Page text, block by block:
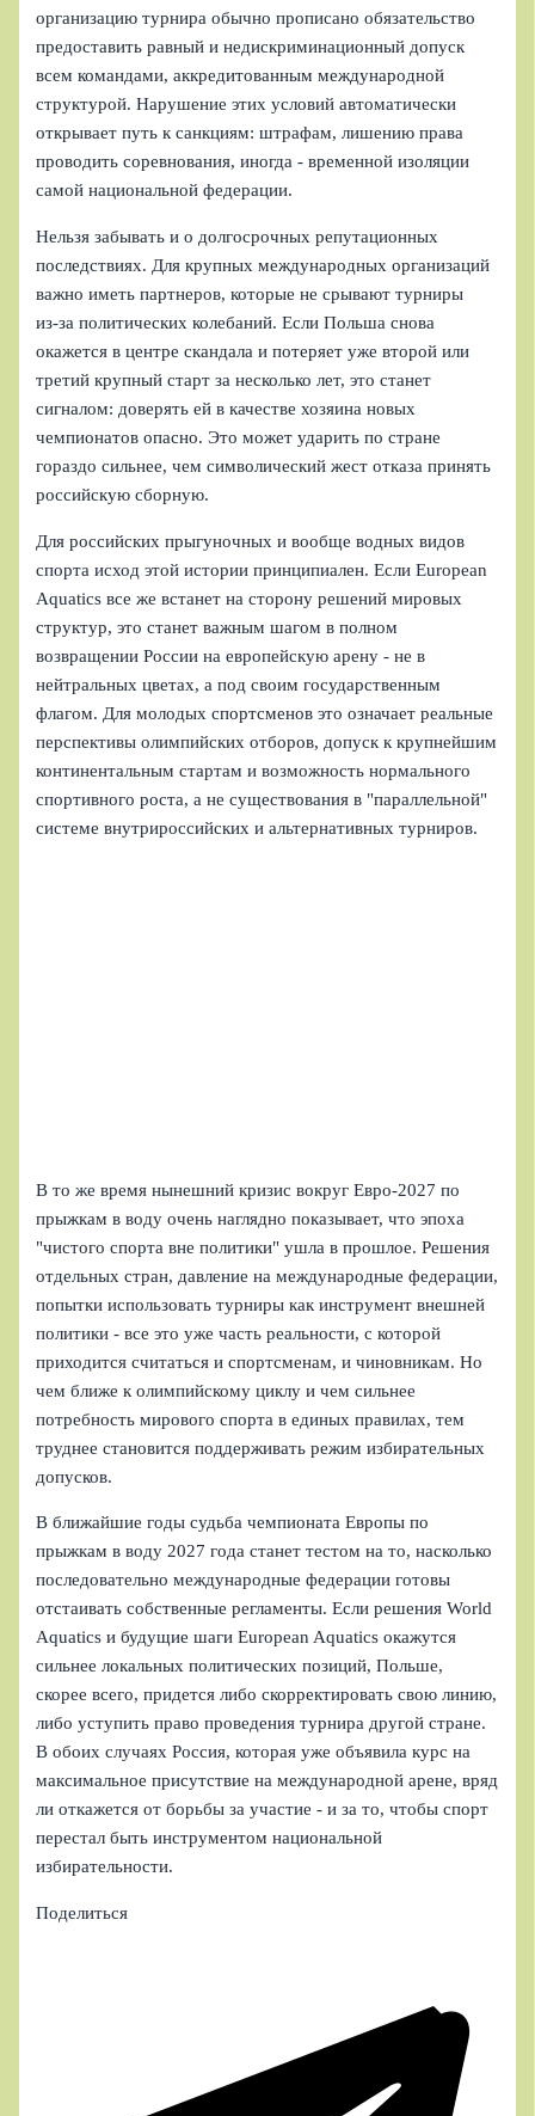
организацию турнира обычно прописано обязательство
предоставить равный и недискриминационный допуск
всем командами, аккредитованным международной
структурой. Нарушение этих условий автоматически
открывает путь к санкциям: штрафам, лишению права
проводить соревнования, иногда - временной изоляции
самой национальной федерации.
Нельзя забывать и о долгосрочных репутационных
последствиях. Для крупных международных организаций
важно иметь партнеров, которые не срывают турниры
из‑за политических колебаний. Если Польша снова
окажется в центре скандала и потеряет уже второй или
третий крупный старт за несколько лет, это станет
сигналом: доверять ей в качестве хозяина новых
чемпионатов опасно. Это может ударить по стране
гораздо сильнее, чем символический жест отказа принять
российскую сборную.
Для российских прыгуночных и вообще водных видов
спорта исход этой истории принципиален. Если European
Aquatics все же встанет на сторону решений мировых
структур, это станет важным шагом в полном
возвращении России на европейскую арену - не в
нейтральных цветах, а под своим государственным
флагом. Для молодых спортсменов это означает реальные
перспективы олимпийских отборов, допуск к крупнейшим
континентальным стартам и возможность нормального
спортивного роста, а не существования в "параллельной"
системе внутрироссийских и альтернативных турниров.
В то же время нынешний кризис вокруг Евро-2027 по
прыжкам в воду очень наглядно показывает, что эпоха
"чистого спорта вне политики" ушла в прошлое. Решения
отдельных стран, давление на международные федерации,
попытки использовать турниры как инструмент внешней
политики - все это уже часть реальности, с которой
приходится считаться и спортсменам, и чиновникам. Но
чем ближе к олимпийскому циклу и чем сильнее
потребность мирового спорта в единых правилах, тем
труднее становится поддерживать режим избирательных
допусков.
В ближайшие годы судьба чемпионата Европы по
прыжкам в воду 2027 года станет тестом на то, насколько
последовательно международные федерации готовы
отстаивать собственные регламенты. Если решения World
Aquatics и будущие шаги European Aquatics окажутся
сильнее локальных политических позиций, Польше,
скорее всего, придется либо скорректировать свою линию,
либо уступить право проведения турнира другой стране.
В обоих случаях Россия, которая уже объявила курс на
максимальное присутствие на международной арене, вряд
ли откажется от борьбы за участие - и за то, чтобы спорт
перестал быть инструментом национальной
избирательности.
Поделиться